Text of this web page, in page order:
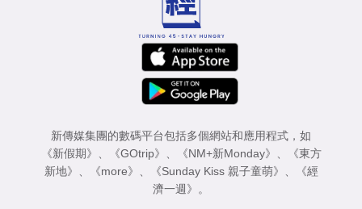
新傳媒集團的數碼平台包括多個網站和應用程式，如
《新假期》
《GOtrip》 《NM+新Monday》
《東方
新地》
《more》 《Sunday Kiss 親子童萌》
《經
濟一週》
。